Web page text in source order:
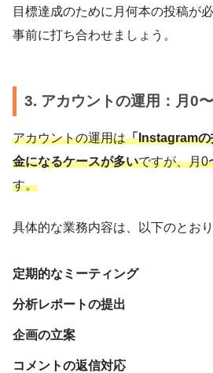
目標達成のために月何本の投稿が
事前に打ち合わせましょう。
3. アカウントの運用：月0
アカウントの運用は「Instagramの
金になるケースが多いですが、月0
す。
具体的な業務内容は、以下のとおり
定期的なミーティング
分析レポートの提出
企画の立案
コメントの返信対応